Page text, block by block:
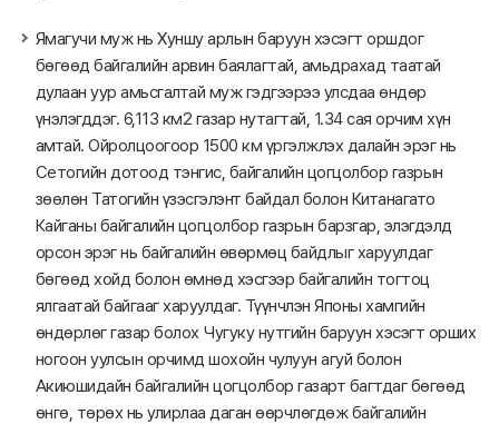
Ямагучи муж нь Хуншу арлын баруун хэсэгт оршдог
бөгөөд байгалийн арвин баялагтай, амьдрахад таатай
дулаан уур амьсгалтай муж гэдгээрээ улсдаа өндөр
үнэлэгддэг. 6,113 км2 газар нутагтай, 1.34 сая орчим хүн
амтай. Ойролцоогоор 1500 км үргэлжлэх далайн эрэг нь
Сетогийн дотоод тэнгис, байгалийн цогцолбор газрын
зөөлөн Татогийн үзэсгэлэнт байдал болон Китанагато
Кайганы байгалийн цогцолбор газрын барзгар, элэгдэлд
орсон эрэг нь байгалийн өвөрмөц байдлыг харуулдаг
бөгөөд хойд болон өмнөд хэсгээр байгалийн тогтоц
ялгаатай байгааг харуулдаг. Түүнчлэн Японы хамгийн
өндөрлөг газар болох Чугуку нутгийн баруун хэсэгт орших
ногоон уулсын орчимд шохойн чулуун агуй болон
Акиюшидайн байгалийн цогцолбор газарт багтдаг бөгөөд
өнгө, төрөх нь улирлаа даган өөрчлөгдөж байгалийн